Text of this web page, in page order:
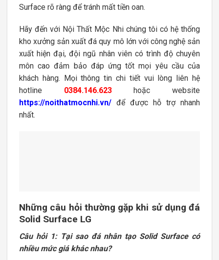
Surface rõ ràng để tránh mất tiền oan.
Hãy đến với Nội Thất Mộc Nhi chúng tôi có hệ thống
kho xưởng sản xuất đá quy mô lớn với công nghệ sản
xuất hiện đại, đội ngũ nhân viên có trình độ chuyên
môn cao đảm bảo đáp ứng tốt mọi yêu cầu của
khách hàng. Mọi thông tin chi tiết vui lòng liên hệ
hotline 0384.146.623hoặc website
https://noithatmocnhi.vn/ để được hỗ trợ nhanh
nhất.
Những câu hỏi thường gặp khi sử dụng đá
Solid Surface LG
Câu hỏi 1: Tại sao đá nhân tạo Solid Surface có
nhiều mức giá khác nhau?